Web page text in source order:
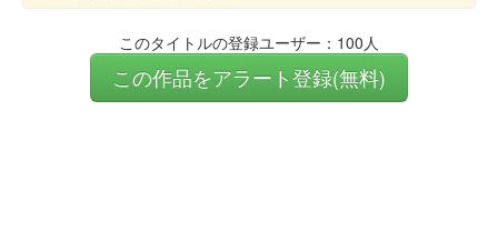
このタイトルの登録ユーザー：100人
この作品をアラート登録(無料)